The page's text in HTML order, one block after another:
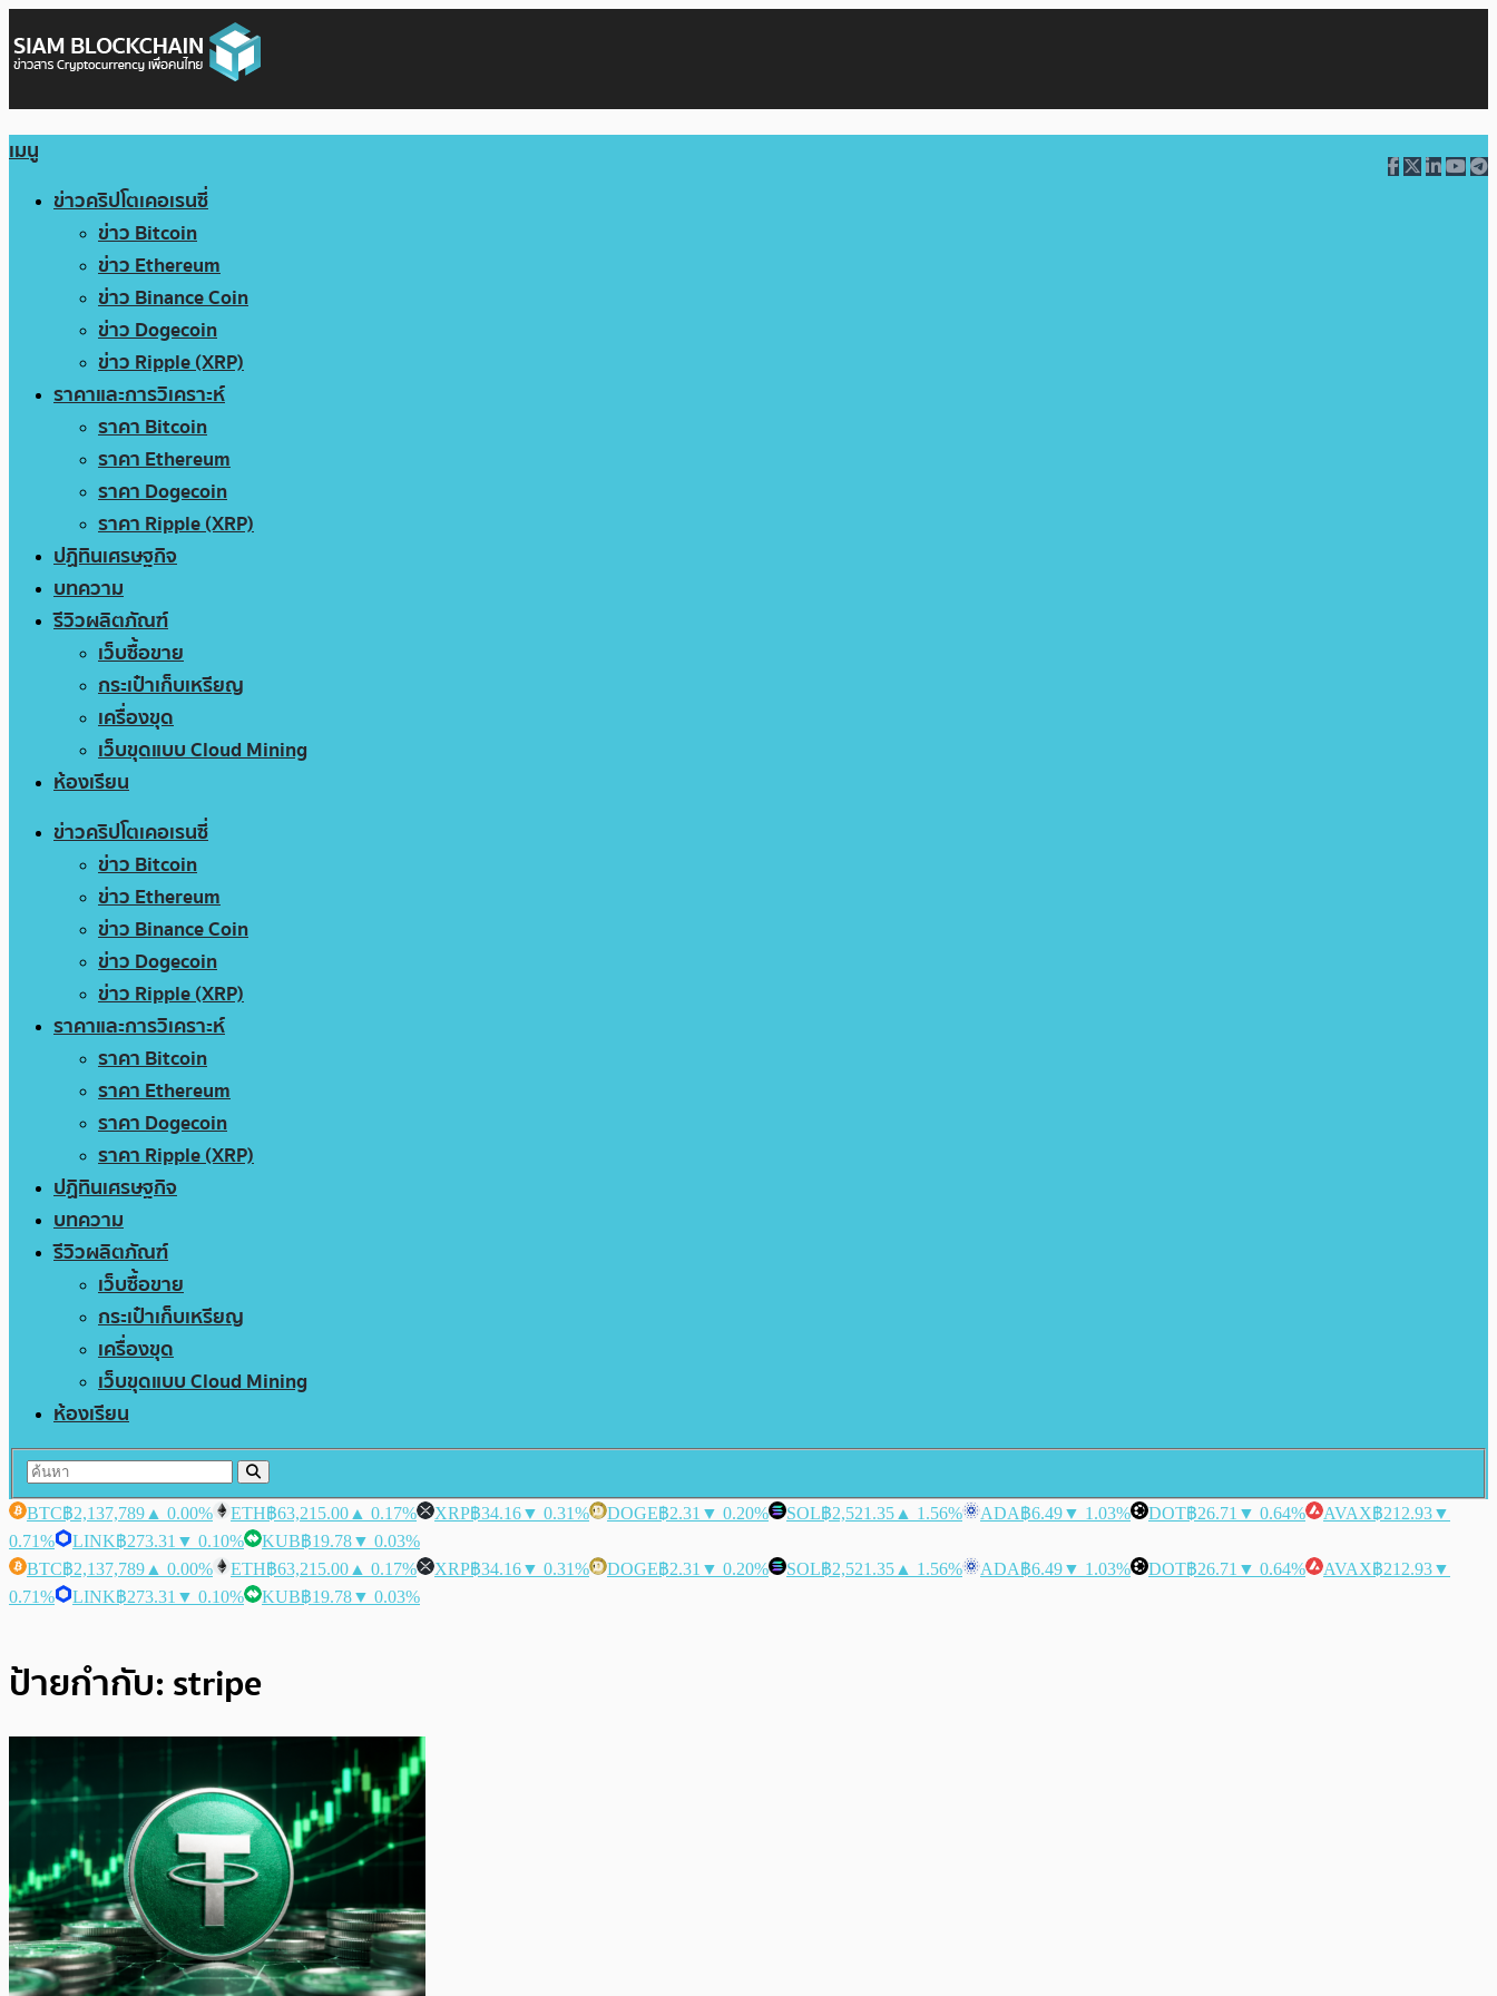
เมนู
ข่าวคริปโตเคอเรนซี่
ข่าว Bitcoin
ข่าว Ethereum
ข่าว Binance Coin
ข่าว Dogecoin
ข่าว Ripple (XRP)
ราคาและการวิเคราะห์
ราคา Bitcoin
ราคา Ethereum
ราคา Dogecoin
ราคา Ripple (XRP)
ปฏิทินเศรษฐกิจ
บทความ
รีวิวผลิตภัณฑ์
เว็บซื้อขาย
กระเป๋าเก็บเหรียญ
เครื่องขุด
เว็บขุดแบบ Cloud Mining
ห้องเรียน
ข่าวคริปโตเคอเรนซี่
ข่าว Bitcoin
ข่าว Ethereum
ข่าว Binance Coin
ข่าว Dogecoin
ข่าว Ripple (XRP)
ราคาและการวิเคราะห์
ราคา Bitcoin
ราคา Ethereum
ราคา Dogecoin
ราคา Ripple (XRP)
ปฏิทินเศรษฐกิจ
บทความ
รีวิวผลิตภัณฑ์
เว็บซื้อขาย
กระเป๋าเก็บเหรียญ
เครื่องขุด
เว็บขุดแบบ Cloud Mining
ห้องเรียน
BTC฿2,137,789 ▲ 0.00% ETH฿63,215.00 ▲ 0.17% XRP฿34.16▼ 0.31% DOGE฿2.31 ▼ 0.20% SOL฿2,521.35 ▲ 1.56% ADA฿6.49▼ 1.03% DOT฿26.71 ▼ 0.64% AVAX฿212.93▼
0.71%
LINK฿273.31 ▼ 0.10% KUB฿19.78▼ 0.03%
BTC฿2,137,789 ▲ 0.00% ETH฿63,215.00 ▲ 0.17% XRP฿34.16▼ 0.31% DOGE฿2.31 ▼ 0.20% SOL฿2,521.35 ▲ 1.56% ADA฿6.49▼ 1.03% DOT฿26.71 ▼ 0.64% AVAX฿212.93▼
0.71%
LINK฿273.31 ▼ 0.10% KUB฿19.78▼ 0.03%
ป้ายกำกับ: stripe